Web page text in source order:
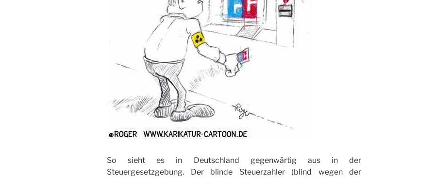
So sieht es in Deutschland gegenwärtig aus in der
Steuergesetzgebung. Der blinde Steuerzahler (blind wegen der